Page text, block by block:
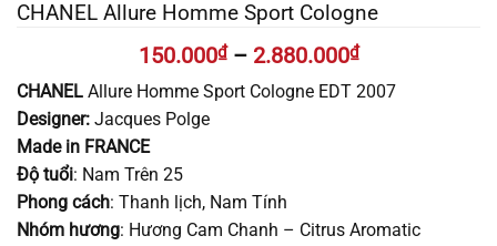
CHANEL Allure Homme Sport Cologne
150.000₫– 2.880.000₫
CHANEL Allure Homme Sport Cologne EDT 2007
Designer: Jacques Polge
Made in FRANCE
Độ tuổi: Nam Trên 25
Phong cách: Thanh lịch, Nam Tính
Nhóm hương: Hương Cam Chanh – Citrus Aromatic